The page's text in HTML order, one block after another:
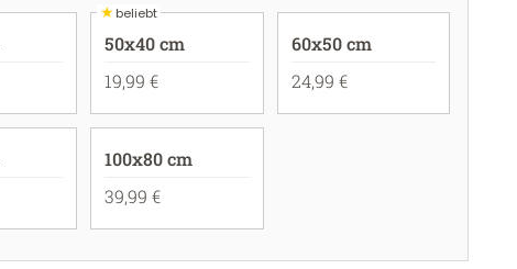
★beliebt
50x40 cm
19,99 €
60x50 cm
24,99 €
100x80 cm
39,99 €